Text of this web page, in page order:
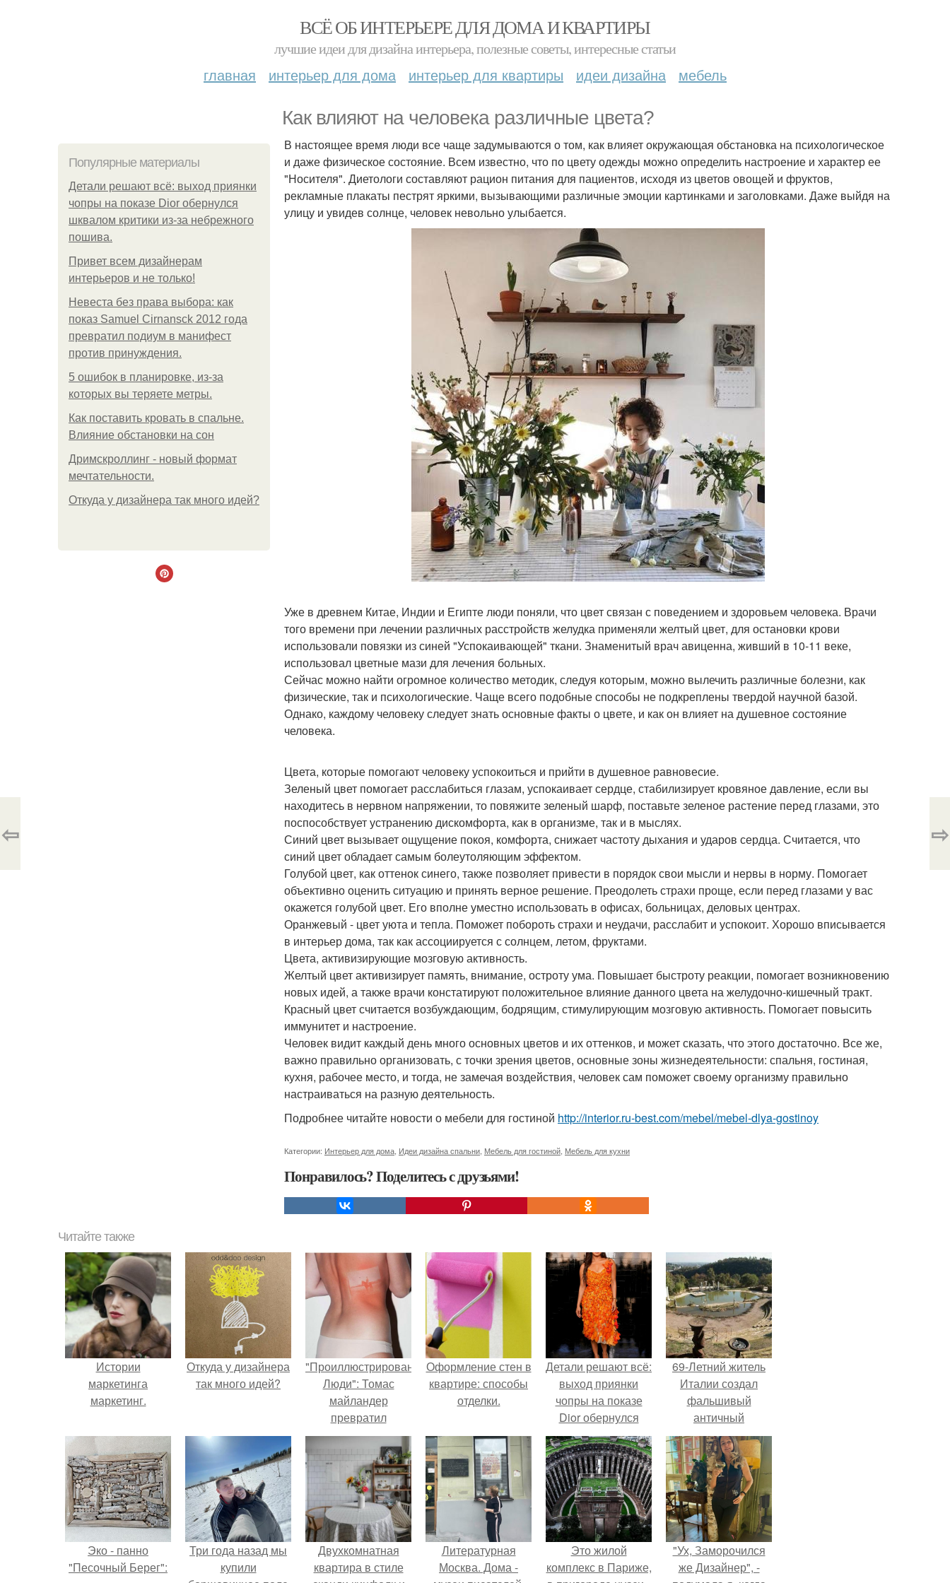
ВСЁ ОБ ИНТЕРЬЕРЕ ДЛЯ ДОМА И КВАРТИРЫ
лучшие идеи для дизайна интерьера, полезные советы, интересные статьи
главная интерьер для дома интерьер для квартиры идеи дизайна мебель
Как влияют на человека различные цвета?
Популярные материалы
Детали решают всё: выход приянки
чопры на показе Dior обернулся
шквалом критики из-за небрежного
пошива.
Привет всем дизайнерам
интерьеров и не только!
Невеста без права выбора: как
показ Samuel Cirnansck 2012 года
превратил подиум в манифест
против принуждения.
5 ошибок в планировке, из-за
которых вы теряете метры.
Как поставить кровать в спальне.
Влияние обстановки на сон
Дримскроллинг - новый формат
мечтательности.
Откуда у дизайнера так много идей?
В настоящее время люди все чаще задумываются о том, как влияет окружающая обстановка на психологическое
и даже физическое состояние. Всем известно, что по цвету одежды можно определить настроение и характер ее
"Носителя". Диетологи составляют рацион питания для пациентов, исходя из цветов овощей и фруктов,
рекламные плакаты пестрят яркими, вызывающими различные эмоции картинками и заголовками. Даже выйдя на
улицу и увидев солнце, человек невольно улыбается.
Уже в древнем Китае, Индии и Египте люди поняли, что цвет связан с поведением и здоровьем человека. Врачи
того времени при лечении различных расстройств желудка применяли желтый цвет, для остановки крови
использовали повязки из синей "Успокаивающей" ткани. Знаменитый врач авиценна, живший в 10-11 веке,
использовал цветные мази для лечения больных.
Сейчас можно найти огромное количество методик, следуя которым, можно вылечить различные болезни, как
физические, так и психологические. Чаще всего подобные способы не подкреплены твердой научной базой.
Однако, каждому человеку следует знать основные факты о цвете, и как он влияет на душевное состояние
человека.
Цвета, которые помогают человеку успокоиться и прийти в душевное равновесие.
Зеленый цвет помогает расслабиться глазам, успокаивает сердце, стабилизирует кровяное давление, если вы
находитесь в нервном напряжении, то повяжите зеленый шарф, поставьте зеленое растение перед глазами, это
поспособствует устранению дискомфорта, как в организме, так и в мыслях.
Синий цвет вызывает ощущение покоя, комфорта, снижает частоту дыхания и ударов сердца. Считается, что
синий цвет обладает самым болеутоляющим эффектом.
Голубой цвет, как оттенок синего, также позволяет привести в порядок свои мысли и нервы в норму. Помогает
объективно оценить ситуацию и принять верное решение. Преодолеть страхи проще, если перед глазами у вас
окажется голубой цвет. Его вполне уместно использовать в офисах, больницах, деловых центрах.
Оранжевый - цвет уюта и тепла. Поможет побороть страхи и неудачи, расслабит и успокоит. Хорошо вписывается
в интерьер дома, так как ассоциируется с солнцем, летом, фруктами.
Цвета, активизирующие мозговую активность.
Желтый цвет активизирует память, внимание, остроту ума. Повышает быстроту реакции, помогает возникновению
новых идей, а также врачи констатируют положительное влияние данного цвета на желудочно-кишечный тракт.
Красный цвет считается возбуждающим, бодрящим, стимулирующим мозговую активность. Помогает повысить
иммунитет и настроение.
Человек видит каждый день много основных цветов и их оттенков, и может сказать, что этого достаточно. Все же,
важно правильно организовать, с точки зрения цветов, основные зоны жизнедеятельности: спальня, гостиная,
кухня, рабочее место, и тогда, не замечая воздействия, человек сам поможет своему организму правильно
настраиваться на разную деятельность.
Подробнее читайте новости о мебели для гостиной http://interior.ru-best.com/mebel/mebel-dlya-gostinoy
Категории: Интерьер для дома Идеи дизайна спальни Мебель для гостиной Мебель для кухни
Понравилось? Поделитесь с друзьями!
⇦ ⇨
Читайте также
Истории
маркетинга
маркетинг.
Откуда у дизайнера
так много идей?
"Проиллюстрированные
Люди": Томас
майландер
превратил
солнечные ожоги в
арт - объект.
Оформление стен в
квартире: способы
отделки.
Детали решают всё:
выход приянки
чопры на показе
Dior обернулся
шквалом критики
из-за небрежного
пошива.
69-Летний житель
Италии создал
фальшивый
античный
амфитеатр и
долгое время
успешно выдавал
его за настоящее
историческое
наследие.
Эко - панно
"Песочный Берег":
Три года назад мы
купили
Двухкомнатная
квартира в стиле
Литературная
Москва. Дома -
Это жилой
комплекс в Париже,
"Ух, Заморочился
же Дизайнер", -